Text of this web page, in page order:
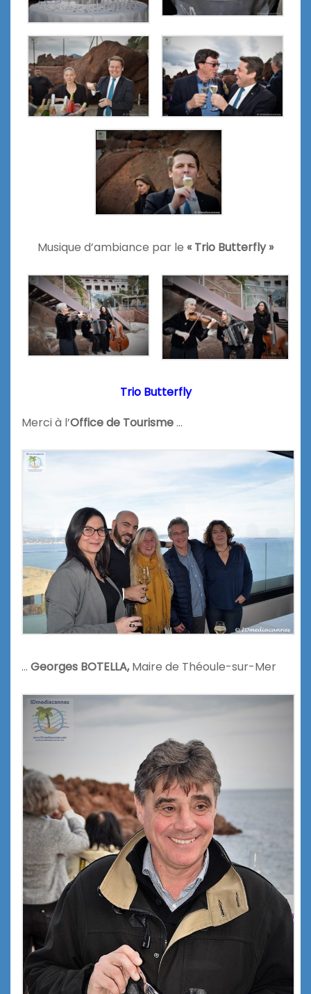
Musique d’ambiance par le « Trio Butterfly »
Trio Butterfly
Merci à l’Office de Tourisme…
… Georges BOTELLA,Maire de Théoule-sur-Mer